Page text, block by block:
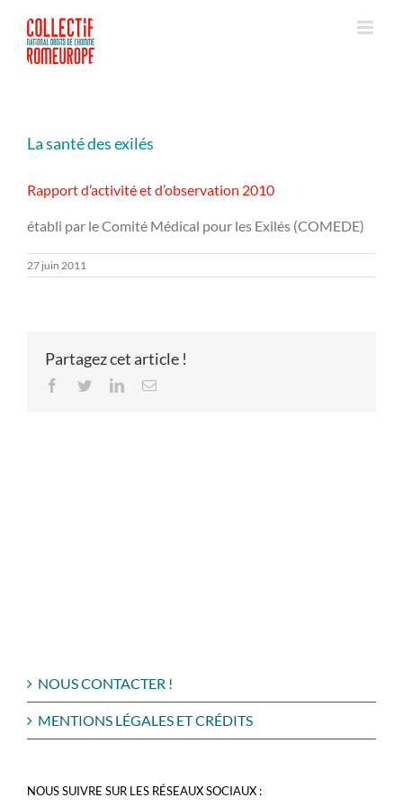
contenu
La santé des exilés
Rapport d’activité et d’observation 2010
établi par le Comité Médical pour les Exilés (COMEDE)
27 juin 2011
Partagez cet article !
Facebook
TwitterLinkedInEmail
NOUS CONTACTER !
MENTIONS LÉGALES ET CRÉDITS
NOUS SUIVRE SUR LES RÉSEAUX SOCIAUX :